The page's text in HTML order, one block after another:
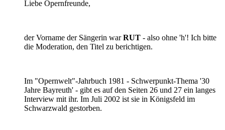
Liebe Opernfreunde,
der Vorname der Sängerin warRUT - also ohne 'h'! Ich bitte
die Moderation, den Titel zu berichtigen.
Im "Opernwelt"-Jahrbuch 1981 - Schwerpunkt-Thema '30
Jahre Bayreuth' - gibt es auf den Seiten 26 und 27 ein langes
Interview mit ihr. Im Juli 2002 ist sie in Königsfeld im
Schwarzwald gestorben.